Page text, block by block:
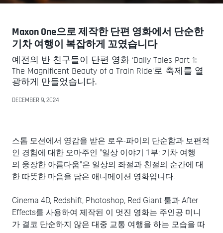
Maxon One으로 제작한 단편 영화에서 단순한
기차 여행이 복잡하게 꼬였습니다
예전의 반 친구들이 단편 영화 ‘Daily Tales Part 1:
The Magnificent Beauty of a Train Ride’로 축제를 열
광하게 만들었습니다.
DECEMBER 9, 2024
스톱 모션에서 영감을 받은 로우-파이의 단순함과 보편적
인 경험에 대한 오마주인 "일상 이야기 1부: 기차 여행
의 웅장한 아름다움"은 일상의 좌절과 친절의 순간에 대
한 따뜻한 마음을 담은 애니메이션 영화입니다.
Cinema 4D, Redshift, Photoshop, Red Giant 툴과 After
Effects를 사용하여 제작된 이 멋진 영화는 주인공 미니
가 결코 단순하지 않은 대중 교통 여행을 하는 모습을 따